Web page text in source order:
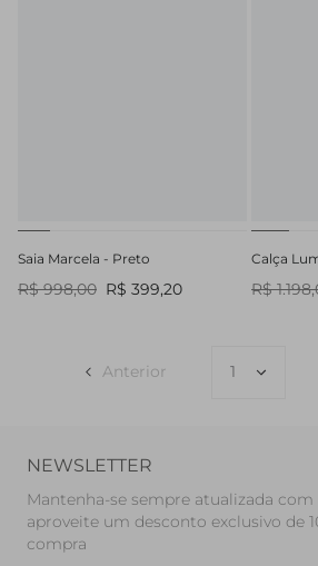
Saia Marcela - Preto
R$ 998,00 R$ 399,20
Calça
R$
Anterior
NEWSLETTER
Mantenha-se sempre atualizada com
aproveite um desconto exclusivo de
compra